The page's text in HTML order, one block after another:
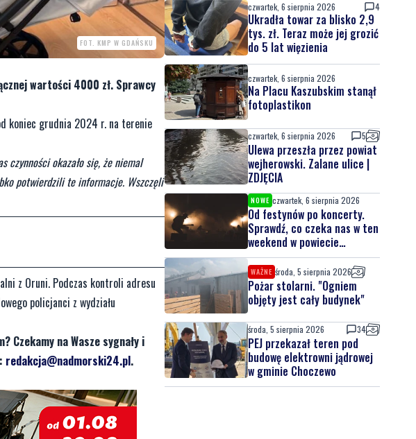
FOT. KMP W GDAŃSKU
wartości 4000 zł. Sprawcy
koniec grudnia 2024 r. na terenie
czynności okazało się, że niemal
potwierdzili te informacje. Wszczęli
z Oruni. Podczas kontroli adresu
policjanci z wydziału
Czekamy na Wasze sygnały i
redakcja@nadmorski24.pl.
czwartek, 6 sierpnia 2026 4
Ukradła towar za blisko 2,9
tys. zł. Teraz może jej grozić
do 5 lat więzienia
czwartek, 6 sierpnia 2026
Na Placu Kaszubskim stanął
fotoplastikon
czwartek, 6 sierpnia 2026 5
Ulewa przeszła przez powiat
wejherowski. Zalane ulice |
ZDJĘCIA
NOWE czwartek, 6 sierpnia 2026
Od festynów po koncerty.
Sprawdź, co czeka nas w ten
weekend w powiecie
lęborskim
WAŻNE środa, 5 sierpnia 2026
Pożar stolarni. "Ogniem
objęty jest cały budynek"
środa, 5 sierpnia 2026 34
PEJ przekazał teren pod
budowę elektrowni jądrowej
w gminie Choczewo